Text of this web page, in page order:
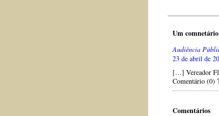
Um
Audiência
23 de abril de
[…] Vereador
Comentário
Comentários